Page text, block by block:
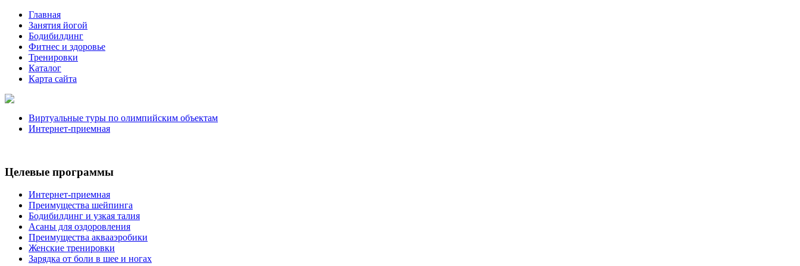
Главная
Занятия йогой
Бодибилдинг
Фитнес и здоровье
Тренировки
Каталог
Карта сайта
Виртуальные туры по олимпийским объектам
Интернет-приемная
Целевые программы
Интернет-приемная
Преимущества шейпинга
Бодибилдинг и узкая талия
Асаны для оздоровления
Преимущества аквааэробики
Женские тренировки
Зарядка от боли в шее и ногах